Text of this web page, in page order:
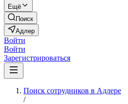
Ещё
Поиск
Адлер
Войти
Войти
Зарегистрироваться
Поиск сотрудников в Адлере
/